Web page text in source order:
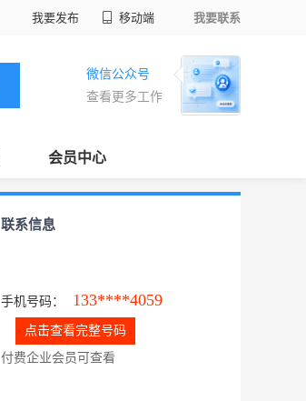
我要发布 移动端 我要联系
微信公众号
查看更多工作
会员中心
联系信息
手机号码： 133****4059
点击查看完整号码
付费企业会员可查看